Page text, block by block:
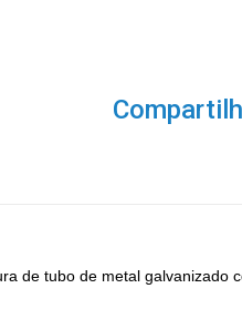
de tubo de metal galvanizado